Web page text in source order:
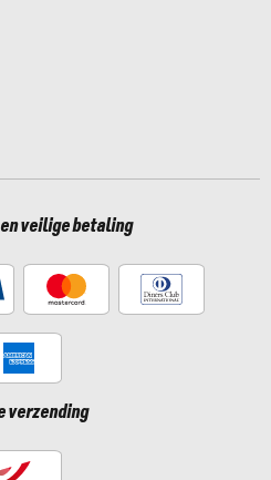
veilige betaling
verzending